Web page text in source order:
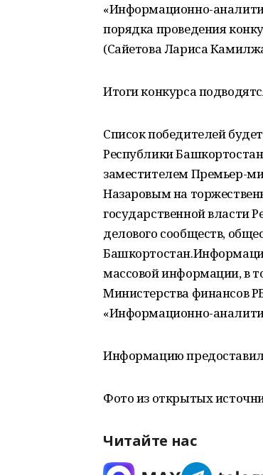
«Информационно-
порядка проведения
(Сайетова Лариса
Итоги конкурса
Список победителей
Республики
заместителем Премьер-
Назаровым на
государственной власти
делового сообществ,
массовой информации, в
Министерства финансов
«Информационно-
Информацию
Фото из открытых
Читайте нас